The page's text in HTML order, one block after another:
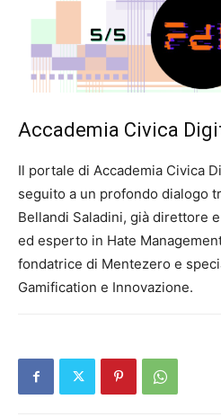
Accademia Civica
Il portale di Accademia Civica
seguito a un profondo dialogo
Bellandi Saladini, già direttore
ed esperto in Hate
fondatrice di Mentezero e
Gamification e Innovazione.